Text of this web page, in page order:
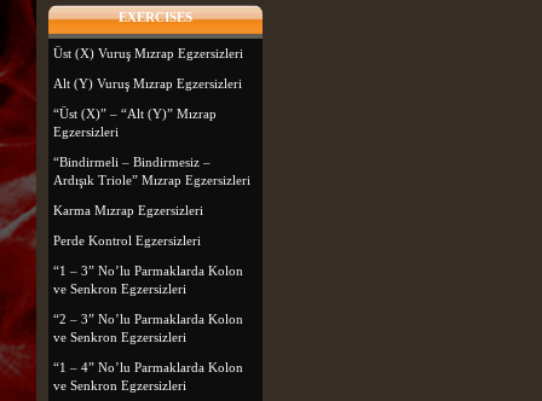
EXERCISES
Üst (X) Vuruş Mızrap Egzersizleri
Alt (Y) Vuruş Mızrap Egzersizleri
“Üst (X)” – “Alt (Y)” Mızrap
Egzersizleri
“Bindirmeli – Bindirmesiz –
Ardışık Triole” Mızrap Egzersizleri
Karma Mızrap Egzersizleri
Perde Kontrol Egzersizleri
“1 – 3” No’lu Parmaklarda Kolon
ve Senkron Egzersizleri
“2 – 3” No’lu Parmaklarda Kolon
ve Senkron Egzersizleri
“1 – 4” No’lu Parmaklarda Kolon
ve Senkron Egzersizleri